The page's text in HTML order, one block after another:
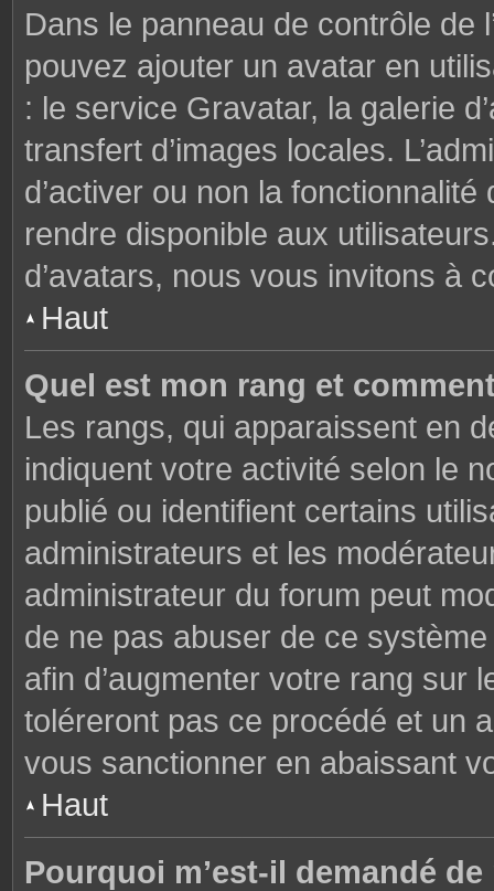
Dans le panneau de contrôle de
pouvez ajouter un avatar en
: le service Gravatar, la galerie
transfert d’images locales.
d’activer ou non la
rendre disponible aux
d’avatars, nous vous invitons à
Haut
Quel est mon rang et
Les rangs, qui apparaissent en
indiquent votre activité selon le
publié ou identifient certains
administrateurs et les
administrateur du forum peut
de ne pas abuser de ce
afin d’augmenter votre rang sur
toléreront pas ce procédé et un
vous sanctionner en abaissant
Haut
Pourquoi m’est-il demandé